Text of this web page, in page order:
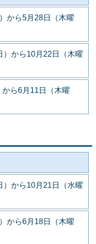
から5月28日（木曜
）から10月22日（木曜
ら6月11日（木曜
）から10月21日（水曜
から6月18日（木曜